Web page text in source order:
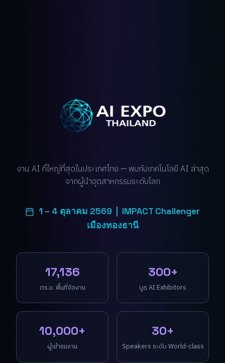
งาน AI ที่ใหญ่ที่สุดในประเทศไทย — พบกับเทคโนโลยี AI ล่าสุด
จากผู้นำอุตสาหกรรมระดับโลก
1 – 4 ตุลาคม 2569 | IMPACT Challenger
เมืองทองธานี
17,136
ตร.ม. พื้นที่จัดงาน
300+
บูธ AI Exhibitors
10,000+
ผู้เข้าชมงาน
30+
Speakers ระดับ World-class